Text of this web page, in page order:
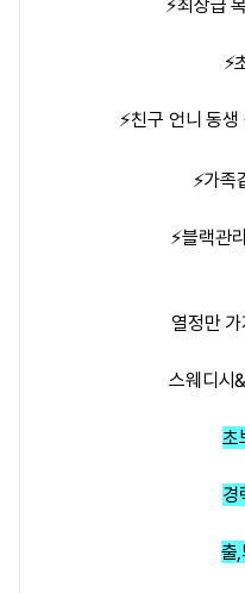
⚡최상급
⚡
⚡친구 언니 동
⚡가족
⚡블랙관
열정만
스웨디시
초
경
출